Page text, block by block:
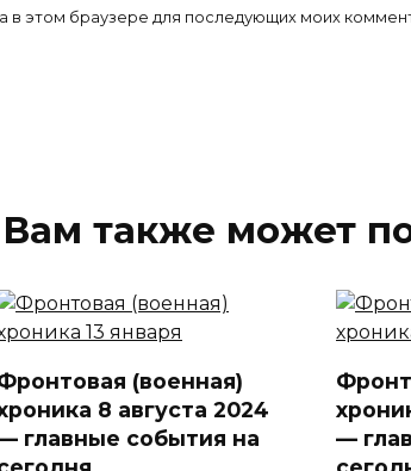
в этом браузере для последующих моих
Вам также может
(военная)
8 августа 2024
главные события на
—